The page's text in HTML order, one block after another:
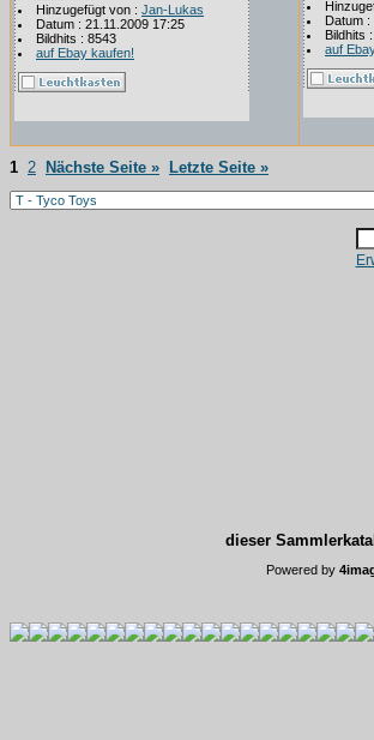
Hinzugefügt von : Jan-Lukas
Datum : 21.11.2009 17:25
Bildhits : 8543
auf Ebay kaufen!
Datum :
Bildhits
auf
1 2 Nächste Seite » Letzte Seite »
dieser
Powered by